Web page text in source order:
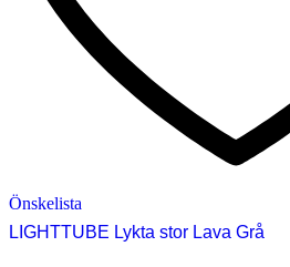
Önskelista
LIGHTTUBE Lykta stor Lava Grå